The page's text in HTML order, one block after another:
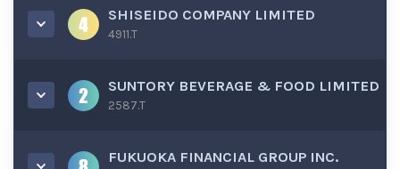
SHISEIDO COMPANY LIMITED
4911.T
SUNTORY BEVERAGE & FOOD LIMITED
2587.T
FUKUOKA FINANCIAL GROUP INC.